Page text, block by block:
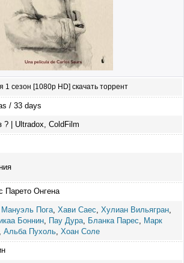
1 сезон [1080p HD] скачать торрент
/ 33 days
? | Ultradox, ColdFilm
Парето Онгена
Пога Хави Саес Хулиан Вильягран
Боннин
Пау Дура Бланка Парес
Марк
Альба Пухоль Хоан Соле